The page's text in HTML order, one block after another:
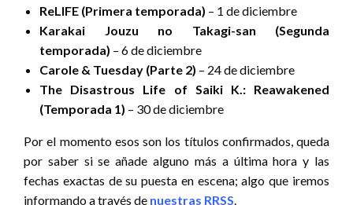
ReLIFE (Primera temporada) – 1 de diciembre
Karakai Jouzu no Takagi-san (Segunda
temporada) – 6 de diciembre
Carole & Tuesday (Parte 2) – 24 de diciembre
The Disastrous Life of Saiki K.: Reawakened
(Temporada 1) – 30 de diciembre
Por el momento esos son los títulos confirmados, queda
por saber si se añade alguno más a última hora y las
fechas exactas de su puesta en escena; algo que iremos
informando a través de nuestras RRSS.